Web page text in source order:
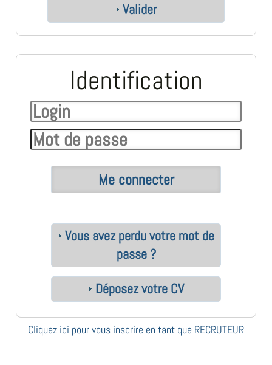
Valider
Identification
Vous avez perdu votre mot de
passe ?
Déposez votre CV
Cliquez ici pour vous inscrire en tant que RECRUTEUR